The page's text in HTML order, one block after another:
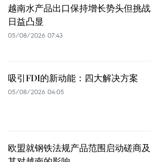
越南水产品出口保持增长势头但挑战
日益凸显
05/08/2026 07:43
吸引FDI的新动能：四大解决方案
05/08/2026 04:05
欧盟就钢铁法规产品范围启动磋商及